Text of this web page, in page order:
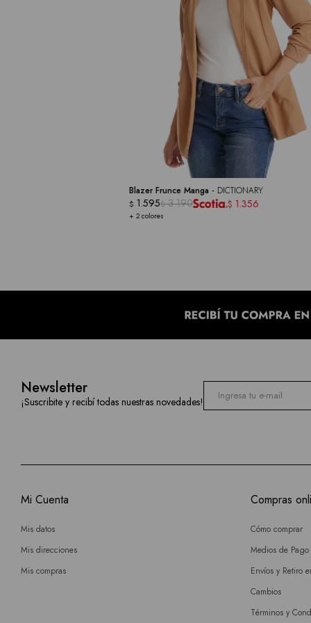
Blazer Frunce Manga - DICTIONARY
+ 2 colores
$ 1.595$ 3.190 $ 1.356
Newsletter
¡Suscribite y recibí todas nuestras novedades!
Mi Cuenta
Mis datos
Mis direcciones
Mis compras
Compras
Cómo comprar
Medios de Pago
Envíos y Retiro
Cambios
Términos y